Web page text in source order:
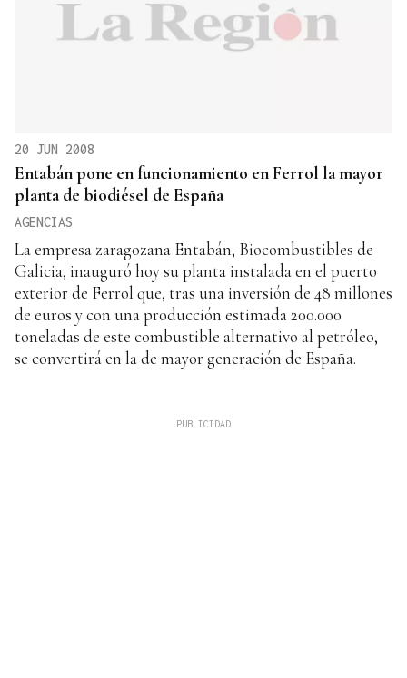
20 JUN 2008
Entabán pone en funcionamiento en Ferrol la mayor
planta de biodiésel de España
AGENCIAS
La empresa zaragozana Entabán, Biocombustibles de
Galicia, inauguró hoy su planta instalada en el puerto
exterior de Ferrol que, tras una inversión de 48 millones
de euros y con una producción estimada 200.000
toneladas de este combustible alternativo al petróleo,
se convertirá en la de mayor generación de España.